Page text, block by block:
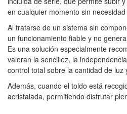
en cualquier momento sin
Al tratarse de un sistema sin
un funcionamiento fiable y no
Es una solución especialmente
valoran la sencillez, la
control total sobre la cantidad de luz
Además, cuando el toldo está
acristalada, permitiendo disfrutar